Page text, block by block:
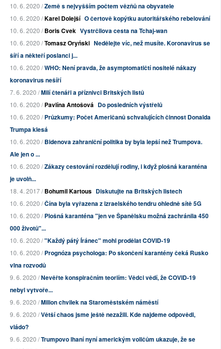
10. 6. 2020 /Země s nejvyšším počtem vězňů na obyvatele
10. 6. 2020 /Karel Dolejší O čertově kopýtku autoritářského rebelování
10. 6. 2020 /Boris Cvek Vystrčilova cesta na Tchaj-wan
10. 6. 2020 /Tomasz Oryński Nedělejte víc, než musíte. Koronavirus se
šíří a někteří poslanci j...
10. 6. 2020 /WHO: Není pravda, že asymptomatičtí nositelé nákazy
koronavirus nešíří
7. 6. 2020 /Milí čtenáři a příznivci Britských listů
10. 6. 2020 /Pavlína Antošová Do posledních výstřelů
10. 6. 2020 /Průzkumy: Počet Američanů schvalujících činnost Donalda
Trumpa klesá
10. 6. 2020 /Bidenova zahraniční politika by byla lepší než Trumpova.
Ale jen o ...
10. 6. 2020 /Zákazy cestování rozdělují rodiny, i když plošná karanténa
je uvolň...
18. 4. 2017 /Bohumil Kartous Diskutujte na Britských listech
10. 6. 2020 /Čína byla vyřazena z izraelského tendru ohledně sítě 5G
10. 6. 2020 /Plošná karanténa "jen ve Španělsku možná zachránila 450
000 životů"...
10. 6. 2020 /"Každý pátý Íránec" mohl prodělat COVID-19
10. 6. 2020 /Prognóza psychologa: Po skončení karantény čeká Rusko
vlna rozvodů
9. 6. 2020 /Nevěřte konspiračním teoriím: Vědci vědí, že COVID-19
nebyl vytvoře...
9. 6. 2020 /Milion chvilek na Staroměstském náměstí
9. 6. 2020 /Větší chaos jsme ještě nezažili. Kde najdeme odpovědi,
vládo?
9. 6. 2020 /Trumpovo lhaní nyní americkým voličům ukazuje, že se